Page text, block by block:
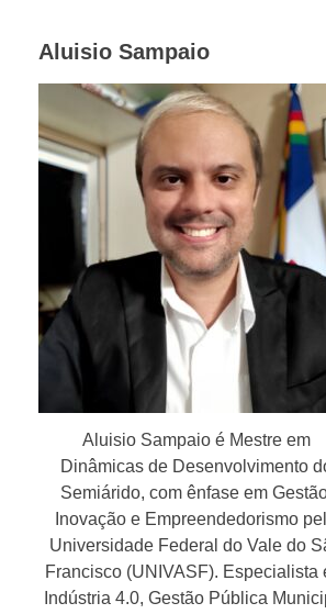
Aluisio Sampaio
Aluisio Sampaio é Mestre em
Dinâmicas de Desenvolvimento
Semiárido, com ênfase em
Inovação e Empreendedorismo
Universidade Federal do Vale do
Francisco (UNIVASF). Especialista
Indústria 4.0, Gestão Pública